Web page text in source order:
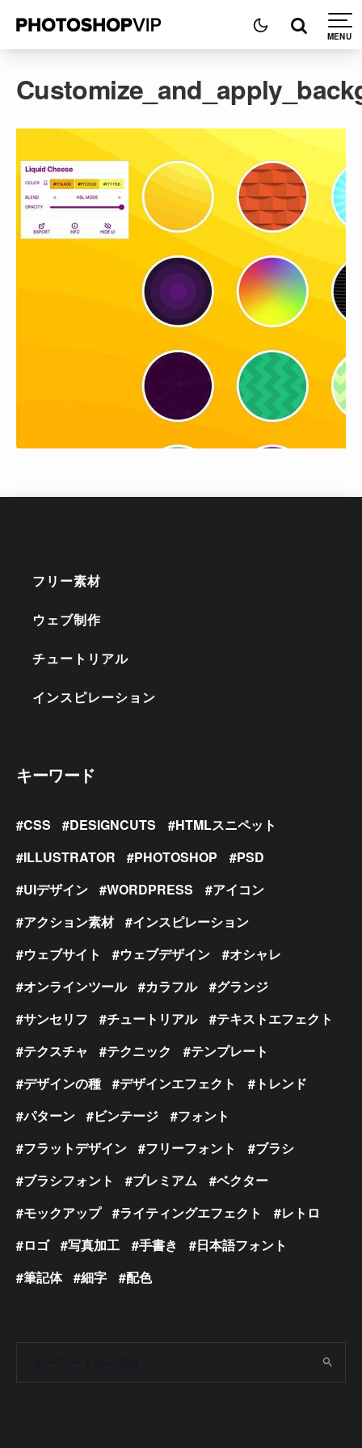
フリー素材
ウェブ制作
チュートリアル
インスピレーション
キーワード
CSS DESIGNCUTS
HTMLスニペット
ILLUSTRATOR
PHOTOSHOP
PSD
UIデザイン
WORDPRESS
アイコン
アクション素材
インスピレーション
ウェブサイト
ウェブデザイン
オシャレ
オンラインツール
カラフル
グランジ
サンセリフ
チュートリアル
テキストエフェクト
テクスチャ
テクニック
テンプレート
デザインの種
デザインエフェクト
トレンド
パターン
ビンテージ
フォント
フラットデザイン
フリーフォント
ブラシ
ブラシフォント
プレミアム
ベクター
モックアップ
ライティングエフェクト
レトロ
ロゴ
写真加工 手書き
日本語フォント
筆記体
細字 配色